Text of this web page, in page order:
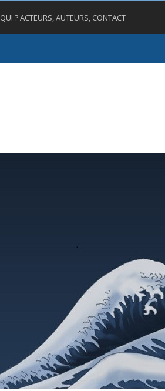
QUI ? ACTEURS, AUTEURS, CONTACT